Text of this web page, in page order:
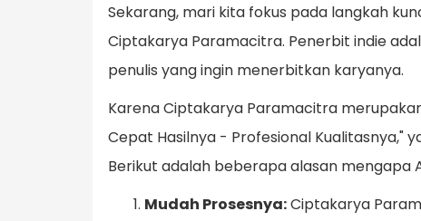
Sekarang, mari kita fokus pada langkah
Ciptakarya Paramacitra. Penerbit indie
penulis yang ingin menerbitkan karyanya.
Karena Ciptakarya Paramacitra
Cepat Hasilnya - Profesional Kualitasnya,"
Berikut adalah beberapa alasan mengapa
Mudah Prosesnya:Ciptakarya